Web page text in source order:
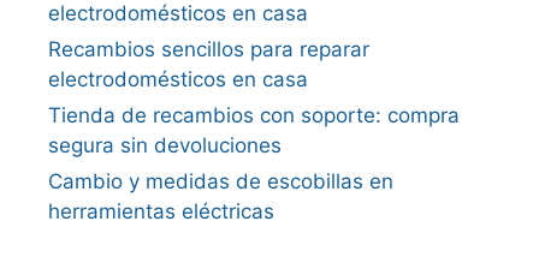
electrodomésticos en casa
Recambios sencillos para reparar
electrodomésticos en casa
Tienda de recambios con soporte: compra
segura sin devoluciones
Cambio y medidas de escobillas en
herramientas eléctricas